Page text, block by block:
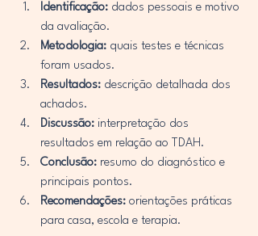
Identificação: dados pessoais e motivo
da avaliação.
Metodologia: quais testes e técnicas
foram usados.
Resultados: descrição detalhada dos
achados.
Discussão: interpretação dos
resultados em relação ao TDAH.
Conclusão: resumo do diagnóstico e
principais pontos.
Recomendações: orientações práticas
para casa, escola e terapia.